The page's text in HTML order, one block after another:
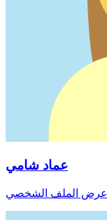
عماد شامي
عرض الملف الشخصي